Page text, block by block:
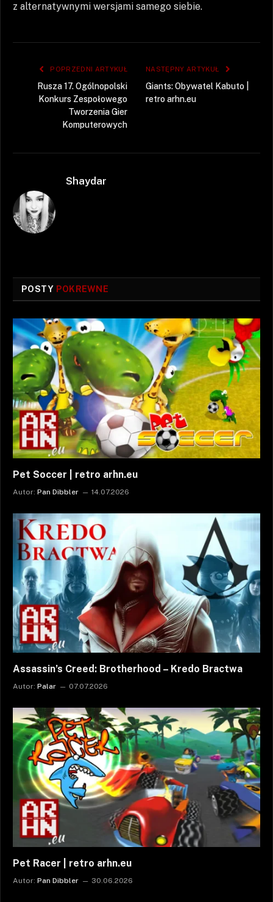
z alternatywnymi wersjami samego siebie.
POPRZEDNI ARTYKUŁ
Rusza 17. Ogólnopolski
Konkurs Zespołowego
Tworzenia Gier
Komputerowych
NASTĘPNY ARTYKUŁ
Giants: Obywatel Kabuto |
retro arhn.eu
Shaydar
POSTY POKREWNE
Pet Soccer | retro arhn.eu
Autor: Pan Dibbler 14.07.2026
Assassin’s Creed: Brotherhood – Kredo Bractwa
Autor: Palar 07.07.2026
Pet Racer | retro arhn.eu
Autor: Pan Dibbler 30.06.2026